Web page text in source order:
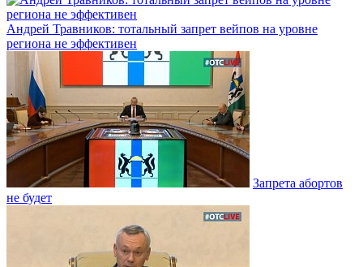
Андрей Травников: тотальный запрет вейпов на уровне
региона не эффективен
Запрета абортов
не будет